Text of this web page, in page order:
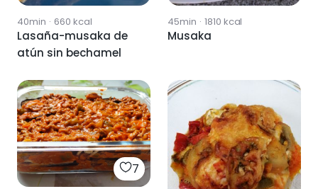
40min · 660 kcal
Lasaña-musaka de
atún sin bechamel
45min · 1810 kcal
Musaka
7